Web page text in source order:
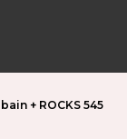
+ ROCKS 545